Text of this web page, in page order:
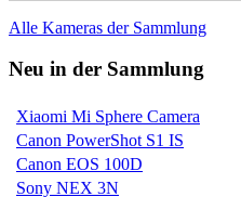
Alle Kameras der Sammlung
Neu in der Sammlung
Xiaomi Mi Sphere Camera
Canon PowerShot S1 IS
Canon EOS 100D
Sony NEX 3N